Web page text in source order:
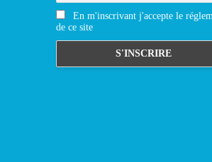
En m'inscrivant j'accepte le
de ce site